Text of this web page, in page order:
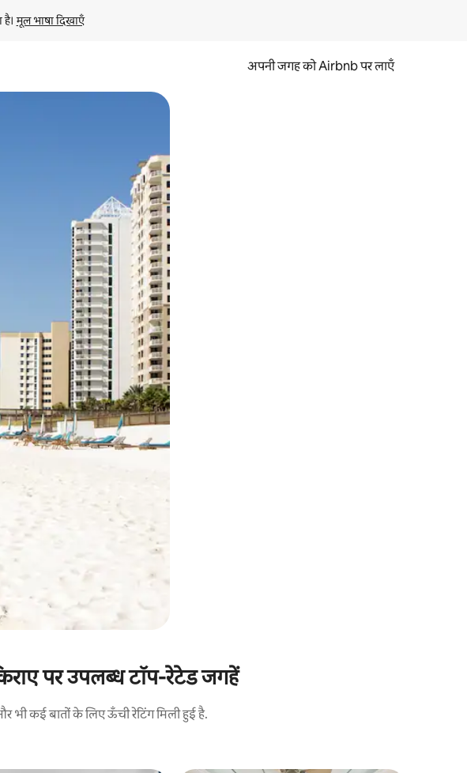
है। मूल भाषा दिखाएँ
अपनी जगह को Airbnb पर लाएँ
करके एक्सप्लोर करें।
पर उपलब्ध टॉप-रेटेड जगहें
कई बातों के लिए ऊँची रेटिंग मिली हुई है.